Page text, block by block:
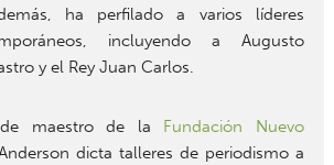
ha perfilado a varios líderes
incluyendo a Augusto
y el Rey Juan Carlos.
maestro de la Fundación Nuevo
dicta talleres de periodismo a